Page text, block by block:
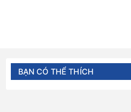
BẠN CÓ THỂ THÍCH